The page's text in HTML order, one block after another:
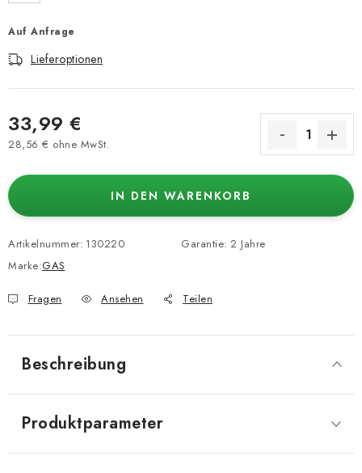
Auf Anfrage
Lieferoptionen
33,99 €
28,56 € ohne MwSt.
IN DEN WARENKORB
Artikelnummer: 130220
Marke:GAS
Garantie: 2 Jahre
Fragen Ansehen Teilen
Beschreibung
Produktparameter